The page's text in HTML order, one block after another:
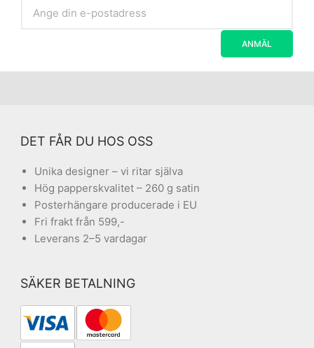
DET FÅR DU HOS OSS
Unika designer – vi ritar själva
Hög papperskvalitet – 260 g satin
Posterhängare producerade i EU
Fri frakt från 599,-
Leverans 2–5 vardagar
SÄKER BETALNING